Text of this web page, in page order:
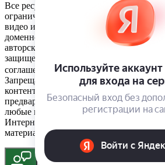
Все ресурсы сайта фанера-пермь.рф,
ограничиваясь) текстовую,
видео информацию, структуру, дизайн
доменное имя, фирменное
авторского права и прав на
защищены российским
соглашениями об охране авторских
Запрещается любое использование
контента данного сайта на других
предварительного согласия
любые иные действия, в результате
Интернета может сложиться
материалы не имеют отношения к